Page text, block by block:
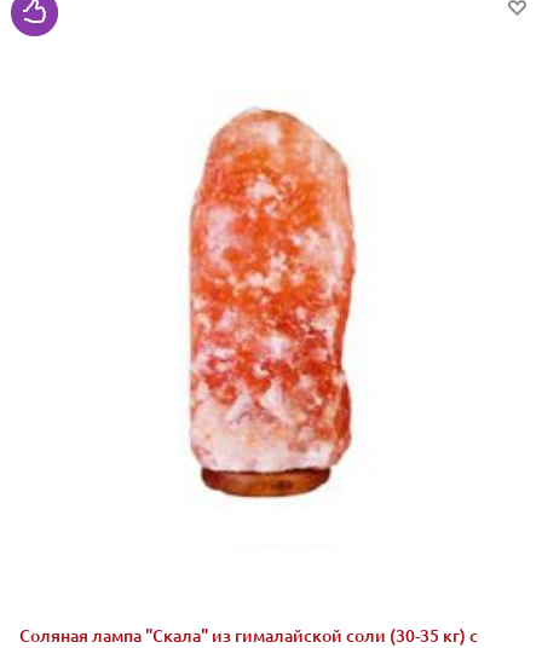
Соляная лампа "Скала" из гималайской соли (30-35 кг) с